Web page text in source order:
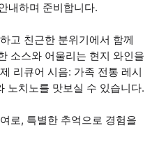
내하며 준비합니다.
고 친근한 분위기에서 함께
소스와 어울리는 현지 와인을
리큐어 시음: 가족 전통 레시
노치노를 맛보실 수 있습니다.
로, 특별한 추억으로 경험을